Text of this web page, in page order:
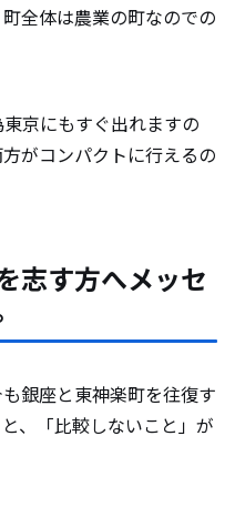
全体は農業の町なのでの
京にもすぐ出れますの
がコンパクトに行えるの
志す方へメッセ
銀座と東神楽町を往復す
、「比較しないこと」が